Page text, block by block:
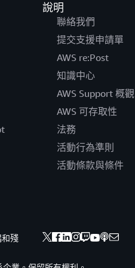
說明
聯絡我們
提交支援申請單
AWS re:Post
知識中心
AWS Support 概觀
AWS 可存取性
法務
活動行為準則
活動條款與條件
殘